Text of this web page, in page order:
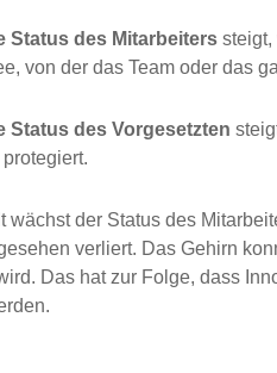
Status des Mitarbeiters steigt,
von der das Team oder das
Status des Vorgesetzten
wächst der Status des
verliert. Das Gehirn
Das hat zur Folge, dass